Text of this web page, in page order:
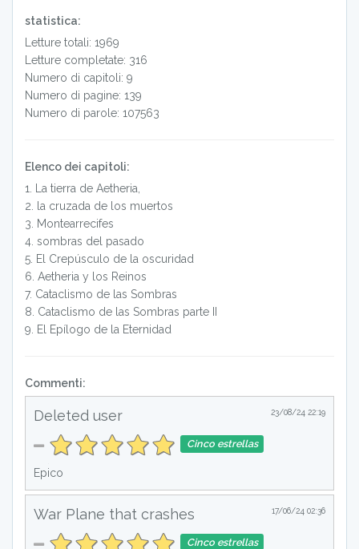
statistica:
Letture totali: 1969
Letture completate: 316
Numero di capitoli: 9
Numero di pagine: 139
Numero di parole: 107563
Elenco dei capitoli:
1
La tierra de Aetheria,
2
la cruzada de los muertos
3
Montearrecifes
4 sombras del pasado
5 El Crepúsculo de la oscuridad
6 Aetheria y los Reinos
7. Cataclismo de las Sombras
8 Cataclismo de las Sombras parte II
9
El Epílogo de la Eternidad
Commenti:
23/08/24 22:19
Deleted user
Cinco estrellas
Epico
17/06/24 02:36
War Plane that crashes
Cinco estrellas